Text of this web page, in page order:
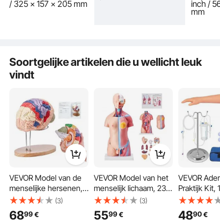
de functies van het orgel gemakkelijk te begrijpen.
/ 325 x 157 x 205 mm
inch /
mm
Soortgelijke artikelen die u wellicht leuk
vindt
VEVOR Model van de
menselijke hersenen,
2x levensgroot 4-delig
anatomisch model van
(3)
6899€
VEVOR Model van het
menselijk lichaam, 23
delen, 455 mm,
Anatomiemodel van de
(3)
5599€
VEVOR
Praktijk Kit,
Injectie van
4890€